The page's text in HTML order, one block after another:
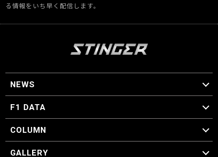
る情報をいち早く配信します。
NEWS
F1 ニュース
F1 DATA
F1 日程
F1 データ
COLUMN
マイ・ワンダフル・サーキット
スクーデリア・一方通行
F1に燃え、ゴルフに泣く日々。
スティングくんの部屋
GALLERY